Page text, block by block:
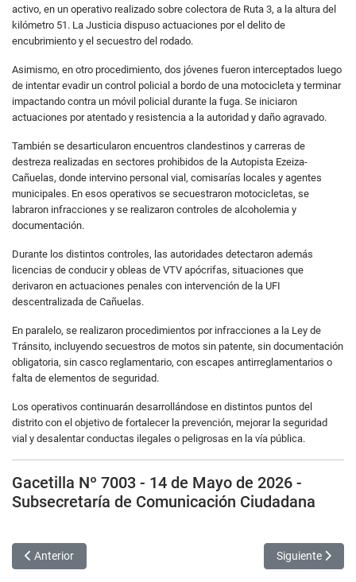
activo, en un operativo realizado sobre colectora de Ruta 3, a la altura del
kilómetro 51. La Justicia dispuso actuaciones por el delito de
encubrimiento y el secuestro del rodado.
Asimismo, en otro procedimiento, dos jóvenes fueron interceptados luego
de intentar evadir un control policial a bordo de una motocicleta y terminar
impactando contra un móvil policial durante la fuga. Se iniciaron
actuaciones por atentado y resistencia a la autoridad y daño agravado.
También se desarticularon encuentros clandestinos y carreras de
destreza realizadas en sectores prohibidos de la Autopista Ezeiza-
Cañuelas, donde intervino personal vial, comisarías locales y agentes
municipales. En esos operativos se secuestraron motocicletas, se
labraron infracciones y se realizaron controles de alcoholemia y
documentación.
Durante los distintos controles, las autoridades detectaron además
licencias de conducir y obleas de VTV apócrifas, situaciones que
derivaron en actuaciones penales con intervención de la UFI
descentralizada de Cañuelas.
En paralelo, se realizaron procedimientos por infracciones a la Ley de
Tránsito, incluyendo secuestros de motos sin patente, sin documentación
obligatoria, sin casco reglamentario, con escapes antirreglamentarios o
falta de elementos de seguridad.
Los operativos continuarán desarrollándose en distintos puntos del
distrito con el objetivo de fortalecer la prevención, mejorar la seguridad
vial y desalentar conductas ilegales o peligrosas en la vía pública.
Gacetilla Nº 7003 - 14 de Mayo de 2026 -
Subsecretaría de Comunicación Ciudadana
Artículo anterior: Servicios Públicos continúa con trabajos de
Anterior Artículo
Siguiente